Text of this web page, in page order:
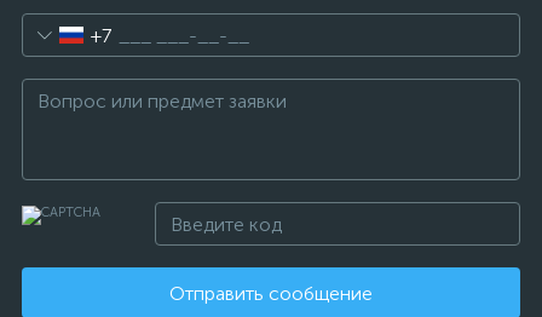
+7
Отправить сообщение